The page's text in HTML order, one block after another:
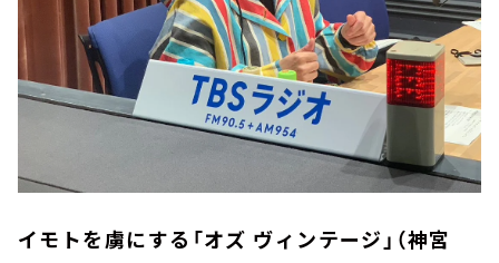
イモトを虜にする「オズ ヴィンテージ」（神宮